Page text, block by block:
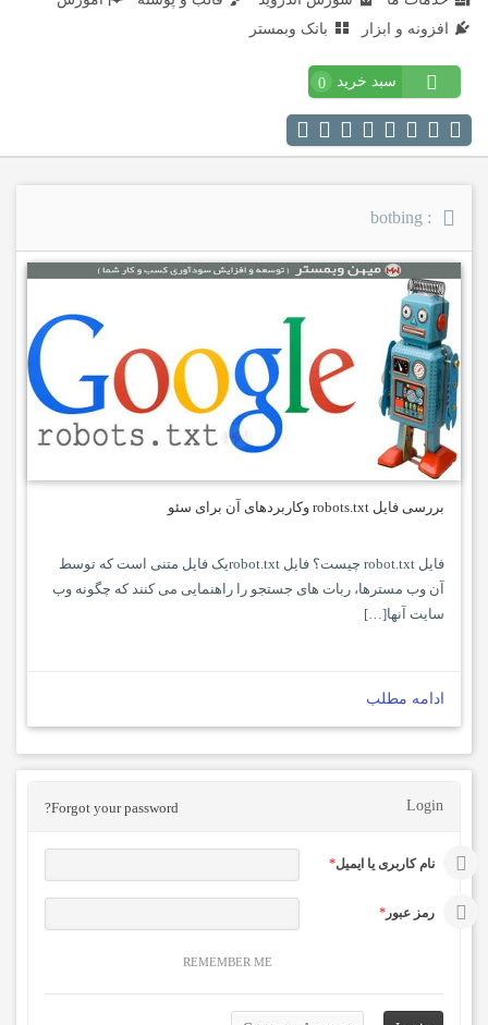
افزونه و ابزار
بانک وبمستر
سبد خرید 0
: botbing
بررسی فایل robots.txt وکاربردهای آن برای سئو
فایل robot.txt چیست؟ فایل robot.txtیک فایل متنی است که توسط
آن وب مسترها، ربات های جستجو را راهنمایی می کنند که چگونه وب
سایت آنها[…]
ادامه مطلب
Login
Forgot your password?
نام کاربری یا ایمیل*
رمز عبور *
REMEMBER ME